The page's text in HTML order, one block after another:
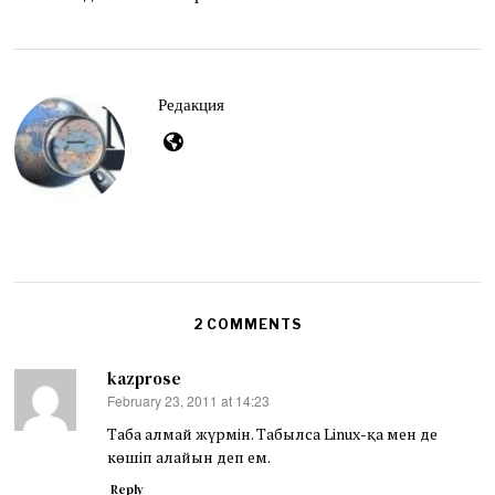
2
6
Редакция
2 COMMENTS
kazprose
says:
February 23, 2011 at 14:23
Таба алмай жүрмін. Табылса Linux-қа мен де
көшіп алайын деп ем.
Reply